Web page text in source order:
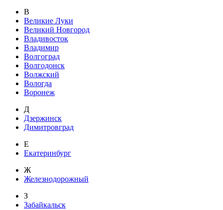
В
Великие Луки
Великий Новгород
Владивосток
Владимир
Волгоград
Волгодонск
Волжский
Вологда
Воронеж
Д
Дзержинск
Димитровград
Е
Екатеринбург
Ж
Железнодорожный
З
Забайкальск